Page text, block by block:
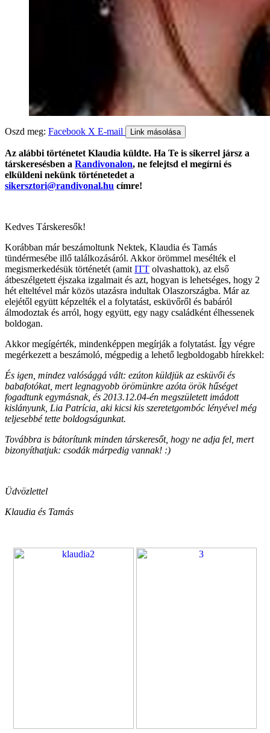
Oszd meg: Facebook X E-mail Link másolása
Az alábbi történetet Klaudia küldte. Ha Te is sikerrel jársz a
társkeresésben a Randivonalon, ne felejtsd el megírni és
elküldeni nekünk történetedet a
sikersztori@randivonal.hu címre!
Kedves Társkeresők!
Korábban már beszámoltunk Nektek, Klaudia és Tamás
tündérmesébe illő találkozásáról. Akkor örömmel mesélték el
megismerkedésük történetét (amit ITT olvashattok), az első
átbeszélgetett éjszaka izgalmait és azt, hogyan is lehetséges, hogy 2
hét elteltével már közös utazásra indultak Olaszországba. Már az
elejétől együtt képzelték el a folytatást, esküvőről és babáról
álmodoztak és arról, hogy együtt, egy nagy családként élhessenek
boldogan.
Akkor megígérték, mindenképpen megírják a folytatást. Így végre
megérkezett a beszámoló, mégpedig a lehető legboldogabb hírekkel:
És igen, mindez valósággá vált: ezúton küldjük az esküvői és
babafotókat, mert legnagyobb örömünkre azóta örök hűséget
fogadtunk egymásnak, és 2013.12.04-én megszületett imádott
kislányunk, Lia Patrícia, aki kicsi kis szeretetgombóc lényével még
teljesebbé tette boldogságunkat.
Továbbra is bátorítunk minden társkeresőt, hogy ne adja fel, mert
bizonyíthatjuk: csodák márpedig vannak! :)
Üdvözlettel
Klaudia és Tamás